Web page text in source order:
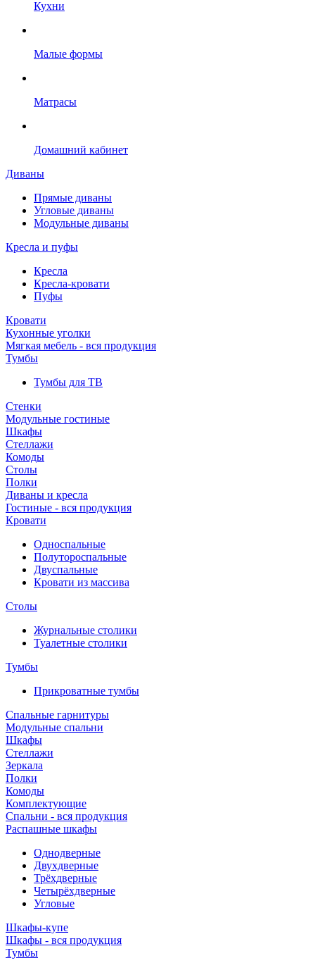
Кухни
Малые формы
Матрасы
Домашний кабинет
Диваны
Прямые диваны
Угловые диваны
Модульные диваны
Кресла и пуфы
Кресла
Кресла-кровати
Пуфы
Кровати
Кухонные уголки
Мягкая мебель - вся продукция
Тумбы
Тумбы для ТВ
Стенки
Модульные гостиные
Шкафы
Стеллажи
Комоды
Столы
Полки
Диваны и кресла
Гостиные - вся продукция
Кровати
Односпальные
Полутороспальные
Двуспальные
Кровати из массива
Столы
Журнальные столики
Туалетные столики
Тумбы
Прикроватные тумбы
Спальные гарнитуры
Модульные спальни
Шкафы
Стеллажи
Зеркала
Полки
Комоды
Комплектующие
Спальни - вся продукция
Распашные шкафы
Однодверные
Двухдверные
Трёхдверные
Четырёхдверные
Угловые
Шкафы-купе
Шкафы - вся продукция
Тумбы